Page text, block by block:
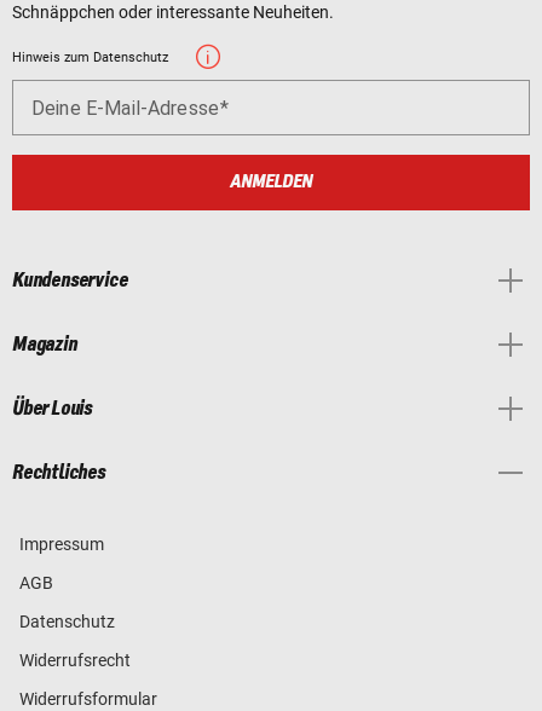
Schnäppchen oder interessante Neuheiten.
Hinweis zum Datenschutz
Deine E-Mail-Adresse
ANMELDEN
Kundenservice
Magazin
Über Louis
Rechtliches
Impressum
AGB
Datenschutz
Widerrufsrecht
Widerrufsformular